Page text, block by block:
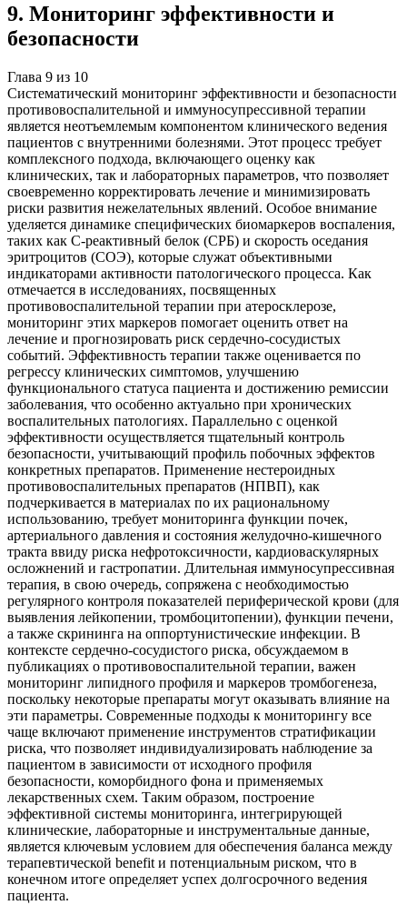
9. Мониторинг эффективности и
безопасности
Глава 9 из 10
Систематический мониторинг эффективности и безопасности
противовоспалительной и иммуносупрессивной терапии
является неотъемлемым компонентом клинического ведения
пациентов с внутренними болезнями. Этот процесс требует
комплексного подхода, включающего оценку как
клинических, так и лабораторных параметров, что позволяет
своевременно корректировать лечение и минимизировать
риски развития нежелательных явлений. Особое внимание
уделяется динамике специфических биомаркеров воспаления,
таких как С-реактивный белок (СРБ) и скорость оседания
эритроцитов (СОЭ), которые служат объективными
индикаторами активности патологического процесса. Как
отмечается в исследованиях, посвященных
противовоспалительной терапии при атеросклерозе,
мониторинг этих маркеров помогает оценить ответ на
лечение и прогнозировать риск сердечно-сосудистых
событий. Эффективность терапии также оценивается по
регрессу клинических симптомов, улучшению
функционального статуса пациента и достижению ремиссии
заболевания, что особенно актуально при хронических
воспалительных патологиях. Параллельно с оценкой
эффективности осуществляется тщательный контроль
безопасности, учитывающий профиль побочных эффектов
конкретных препаратов. Применение нестероидных
противовоспалительных препаратов (НПВП), как
подчеркивается в материалах по их рациональному
использованию, требует мониторинга функции почек,
артериального давления и состояния желудочно-кишечного
тракта ввиду риска нефротоксичности, кардиоваскулярных
осложнений и гастропатии. Длительная иммуносупрессивная
терапия, в свою очередь, сопряжена с необходимостью
регулярного контроля показателей периферической крови (для
выявления лейкопении, тромбоцитопении), функции печени,
а также скрининга на оппортунистические инфекции. В
контексте сердечно-сосудистого риска, обсуждаемом в
публикациях о противовоспалительной терапии, важен
мониторинг липидного профиля и маркеров тромбогенеза,
поскольку некоторые препараты могут оказывать влияние на
эти параметры. Современные подходы к мониторингу все
чаще включают применение инструментов стратификации
риска, что позволяет индивидуализировать наблюдение за
пациентом в зависимости от исходного профиля
безопасности, коморбидного фона и применяемых
лекарственных схем. Таким образом, построение
эффективной системы мониторинга, интегрирующей
клинические, лабораторные и инструментальные данные,
является ключевым условием для обеспечения баланса между
терапевтической benefit и потенциальным риском, что в
конечном итоге определяет успех долгосрочного ведения
пациента.